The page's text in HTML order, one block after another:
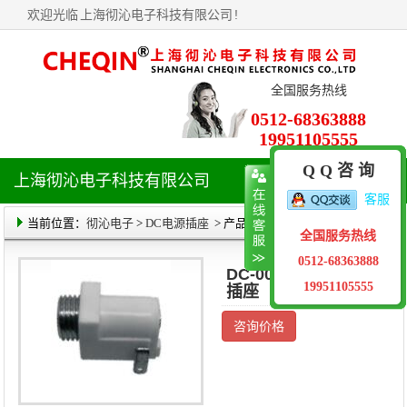
欢迎光临 上海彻沁电子科技有限公司 !
全国服务热线
0512-68363888
19951105555
航
单
上海彻沁电子科技有限公司
当前位置： 彻沁电子> DC电源插座 > 产品详情
DC-005M DC电源
插座
咨询价格
Q Q 咨 询
客服
全国服务热线
0512-68363888
19951105555